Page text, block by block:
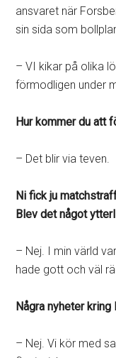
ansvaret när
sin sida som
– VI kikar på olika
förmodligen under
Hur kommer du att
– Det blir via teven.
Ni fick ju
Blev det något
– Nej. I min värld
hade gott och väl
Några nyheter
– Nej. Vi kör med